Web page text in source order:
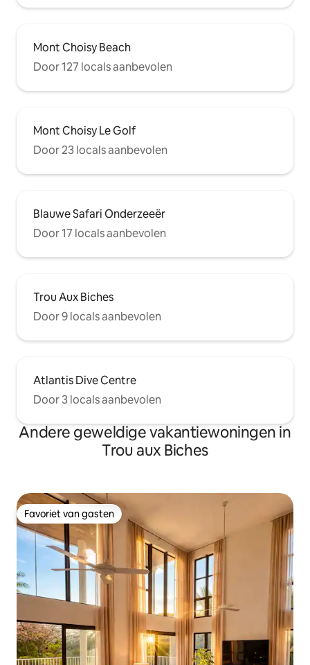
Mont Choisy Beach
Door 127 locals aanbevolen
Mont Choisy Le Golf
Door 23 locals aanbevolen
Blauwe Safari Onderzeeër
Door 17 locals aanbevolen
Trou Aux Biches
Door 9 locals aanbevolen
Atlantis Dive Centre
Door 3 locals aanbevolen
Andere geweldige vakantiewoningen in
Trou aux Biches
Favoriet van gasten
Favoriet van gasten